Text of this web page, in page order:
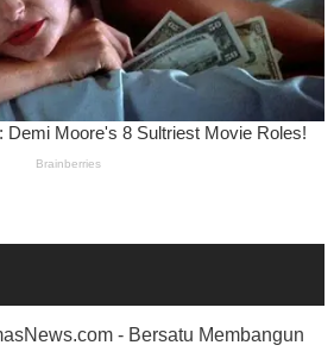
- Bersatu Membangun